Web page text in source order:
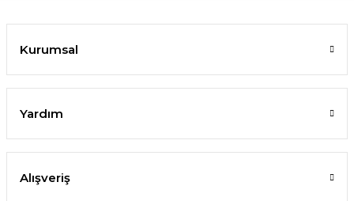
Kurumsal
Yardım
Alışveriş